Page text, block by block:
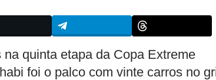
quinta etapa da Copa Extreme
foi o palco com vinte carros no